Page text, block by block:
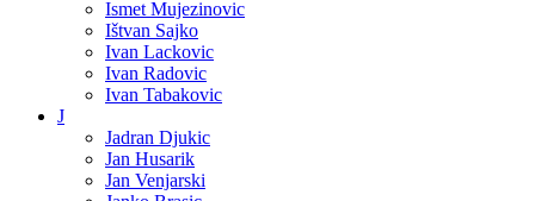
Ismet Mujezinovic
Ištvan Sajko
Ivan Lackovic
Ivan Radovic
Ivan Tabakovic
J
Jadran Djukic
Jan Husarik
Jan Venjarski